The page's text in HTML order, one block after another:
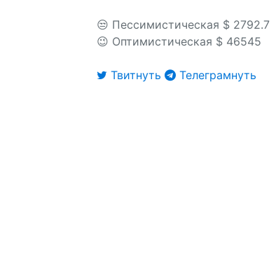
😒 Пессимистическая $ 2792.7
😉 Оптимистическая $ 46545
Твитнуть Телеграмнуть